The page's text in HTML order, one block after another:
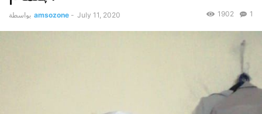
بواسطة amsozone - July 11, 2020 1
1902